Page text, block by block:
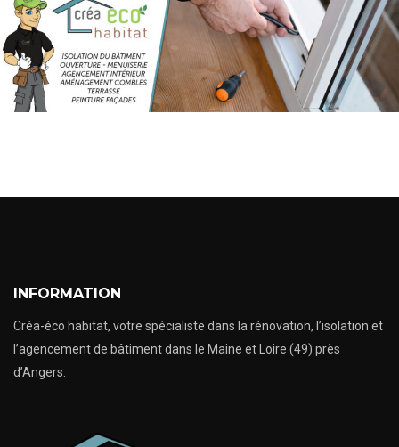
INFORMATION
Créa-éco habitat, votre spécialiste dans la rénovation, l’isolation et
l’agencement de bâtiment dans le Maine et Loire (49) près
d’Angers.